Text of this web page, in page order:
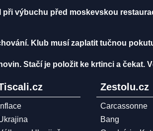
při výbuchu před moskevskou
Klub musí zaplatit tučnou
Stačí je položit ke krtinci a čekat.
Inflace
Zestolu.cz
Carcassonne
Bang